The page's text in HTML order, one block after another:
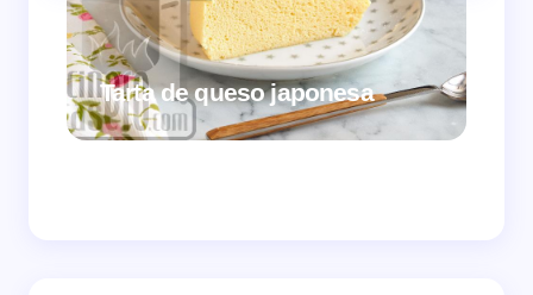
Tarta de queso japonesa